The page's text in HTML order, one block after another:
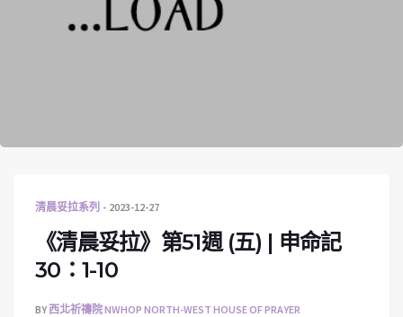
清晨妥拉系列 2023-12-27
《清晨妥拉》第51週 (五) | 申命記
30：1-10
BY西北祈禱院 NWHOP NORTH-WEST HOUSE OF PRAYER